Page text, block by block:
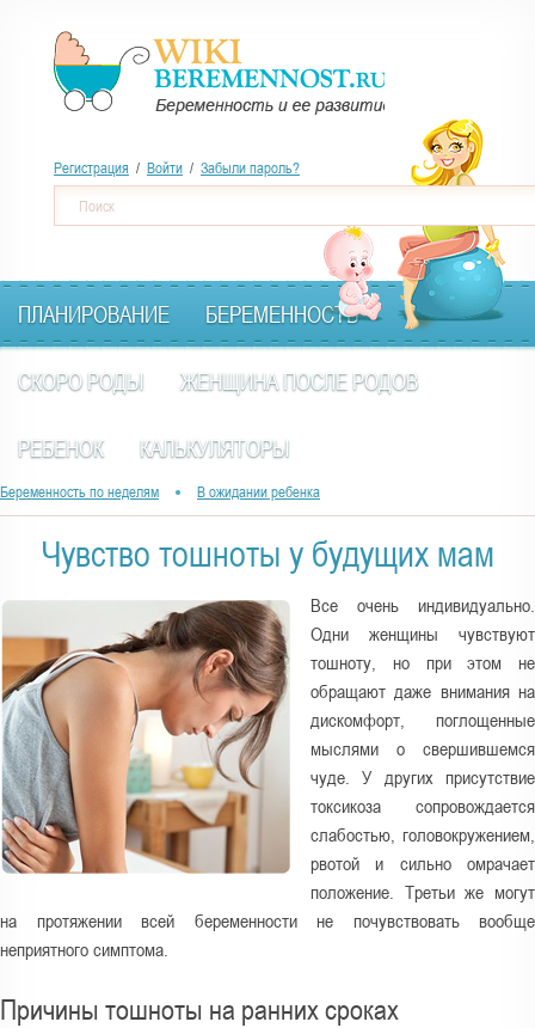
к
основному
Регистрация / Войти / Забыли пароль?
о
р
м
а
п
и
с
к
а
Поиск
ПЛАНИРОВАНИЕ БЕРЕМЕННОСТЬ
СКОРО РОДЫ ЖЕНЩИНА ПОСЛЕ РОДОВ
РЕБЕНОК КАЛЬКУЛЯТОРЫ
В
д
е
с
ь
Беременность по неделям В ожидании ребенка
Чувство тошноты у будущих мам
Все очень индивидуально.
Одни женщины чувствуют
тошноту, но при этом не
обращают даже внимания на
дискомфорт, поглощенные
мыслями о свершившемся
чуде. У других присутствие
токсикоза сопровождается
слабостью, головокружением,
рвотой и сильно омрачает
положение. Третьи же могут
на протяжении всей беременности не почувствовать вообще
неприятного симптома.
Причины тошноты на ранних сроках